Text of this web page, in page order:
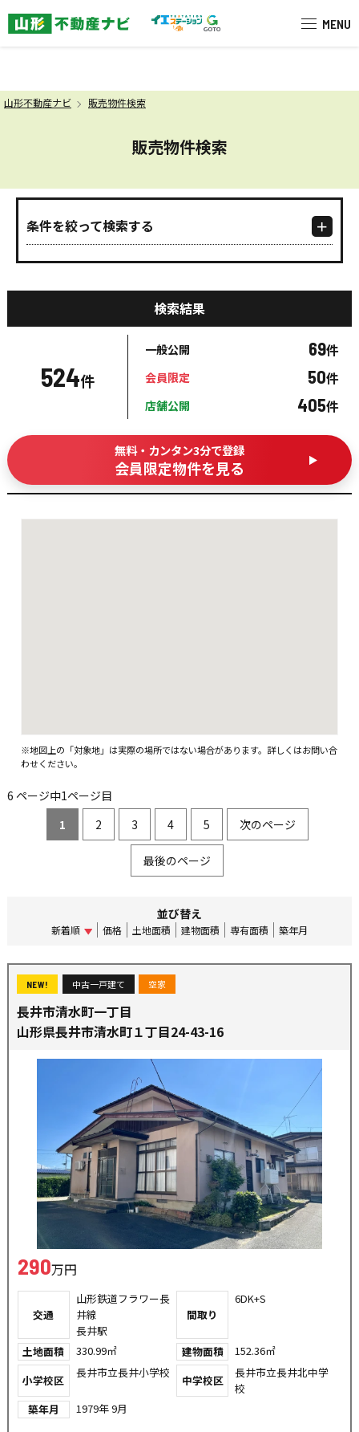
米沢市を中心に南陽市・高畠町・
MENU
山形不動産ナビ 販売物件検索
販売物件検索
条件を絞って検索する
検索結果
524件
一般公開 69件
会員限定 50件
店舗公開 405件
無料・カンタン3分で登録
会員限定物件を見る
※地図上の「対象地」は実際の場所ではない場合があります。詳しくはお問い合
わせください。
6 ページ中1ページ目
1
2 3 4 5 次のページ
最後のページ
並び替え
新着順 価格 土地面積 建物面積 専有面積 築年月
NEW! 中古一戸建て 空家
長井市清水町一丁目
山形県長井市清水町１丁目24-43-16
290万円
交通
山形鉄道フラワー長
井線
長井駅
間取り
6DK+S
土地面積 330.99㎡ 建物面積
152.36㎡
小学校区
長井市立長井小学校
中学校区
長井市立長井北中学
校
築年月
1979年 9月